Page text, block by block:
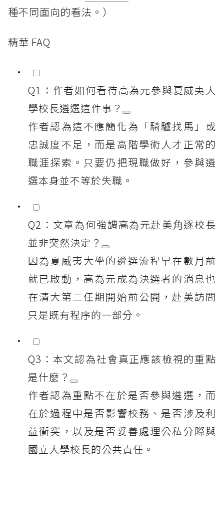
種不同面向的看法。）
精華 FAQ
Q1：作者如何看待高為元參與夏威夷大
學校長遴選這件事？
作者認為這不應簡化為「騎驢找馬」或
忠誠度不足，而是高階學術人才正常的
職涯探索。只要仍把現職做好，參與遴
選本身並不等於失職。
Q2：文章為何強調高為元赴美角逐校長
並非突然決定？
因為夏威夷大學的遴選流程早在數月前
就已啟動，高為元成為決選者的消息也
在清大第二任期開始前公開，赴美訪問
只是既有程序的一部分。
Q3：本文認為社會真正應該檢視的重點
是什麼？
作者認為重點不在於是否參與遴選，而
在於過程中是否影響校務、是否涉及利
益衝突，以及是否妥善處理公私分際與
國立大學校長的公共責任。